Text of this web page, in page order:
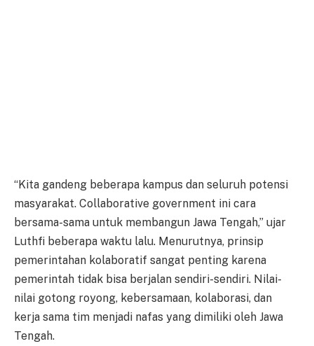
“Kita gandeng beberapa kampus dan seluruh potensi
masyarakat. Collaborative government ini cara
bersama-sama untuk membangun Jawa Tengah,” ujar
Luthfi beberapa waktu lalu. Menurutnya, prinsip
pemerintahan kolaboratif sangat penting karena
pemerintah tidak bisa berjalan sendiri-sendiri. Nilai-
nilai gotong royong, kebersamaan, kolaborasi, dan
kerja sama tim menjadi nafas yang dimiliki oleh Jawa
Tengah.